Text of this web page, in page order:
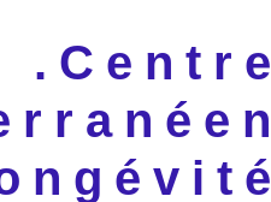
Main
.Centre